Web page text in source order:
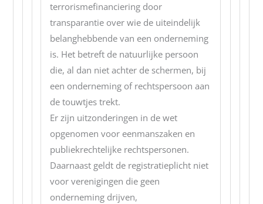
terrorismefinanciering door
transparantie over wie de uiteindelijk
belanghebbende van een onderneming
is. Het betreft de natuurlijke persoon
die, al dan niet achter de schermen, bij
een onderneming of rechtspersoon aan
de touwtjes trekt.
Er zijn uitzonderingen in de wet
opgenomen voor eenmanszaken en
publiekrechtelijke rechtspersonen.
Daarnaast geldt de registratieplicht niet
voor verenigingen die geen
onderneming drijven,